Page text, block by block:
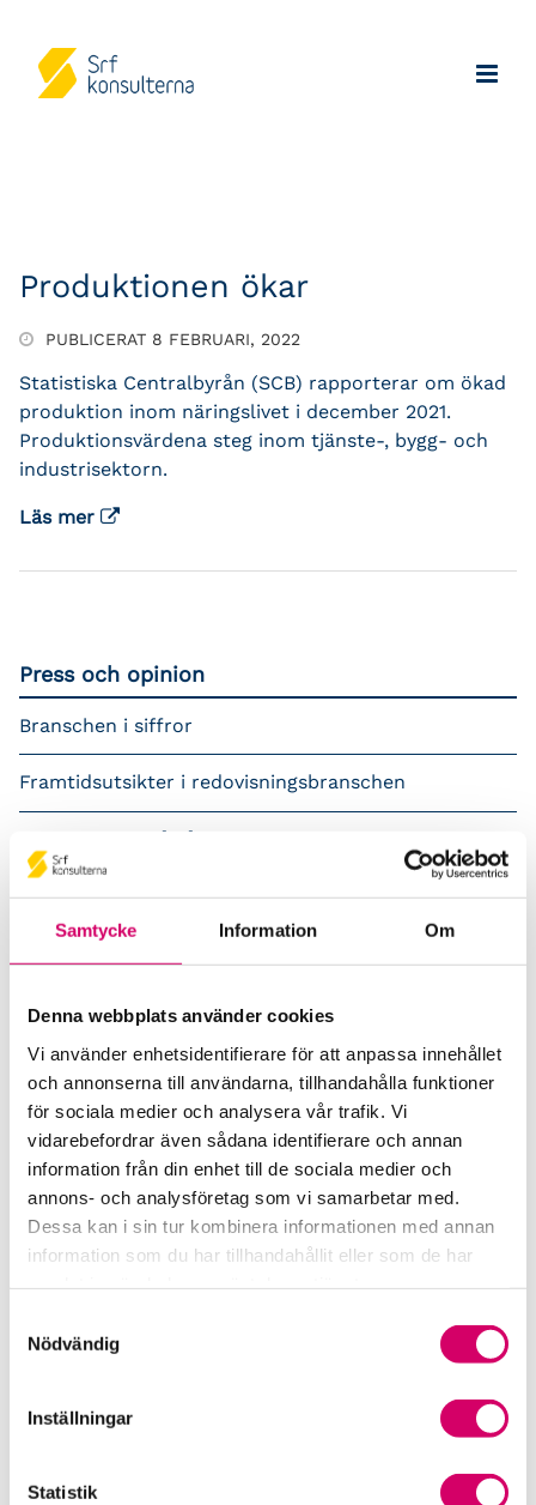
Samtycke Information Om
Denna webbplats använder cookies
Vi använder enhetsidentifierare för att anpassa innehållet
och annonserna till användarna, tillhandahålla funktioner
för sociala medier och analysera vår trafik. Vi
vidarebefordrar även sådana identifierare och annan
information från din enhet till de sociala medier och
annons- och analysföretag som vi samarbetar med.
Dessa kan i sin tur kombinera informationen med annan
information som du har tillhandahållit eller som de har
Nödvändig
Inställningar
Statistik
Produktionen ökar
PUBLICERAT 8 FEBRUARI, 2022
Statistiska Centralbyrån (SCB) rapporterar om ökad
produktion inom näringslivet i december 2021.
Produktionsvärdena steg inom tjänste-, bygg- och
industrisektorn.
Läs mer
Press och opinion
Branschen i siffror
Framtidsutsikter i redovisningsbranschen
Prenumerera på våra nyhetsbrev
Pressrum
Remisser
Samverkan med myndigheter och organisationer
Srf Fokusrapport 2024 – insikter för hållbart
företagande
Våra nyhetskanaler
Tidningen Konsulten
Öppet brev till Myndigheten för yrkeshögskolan
Framtidsutsikter i lönebranschen